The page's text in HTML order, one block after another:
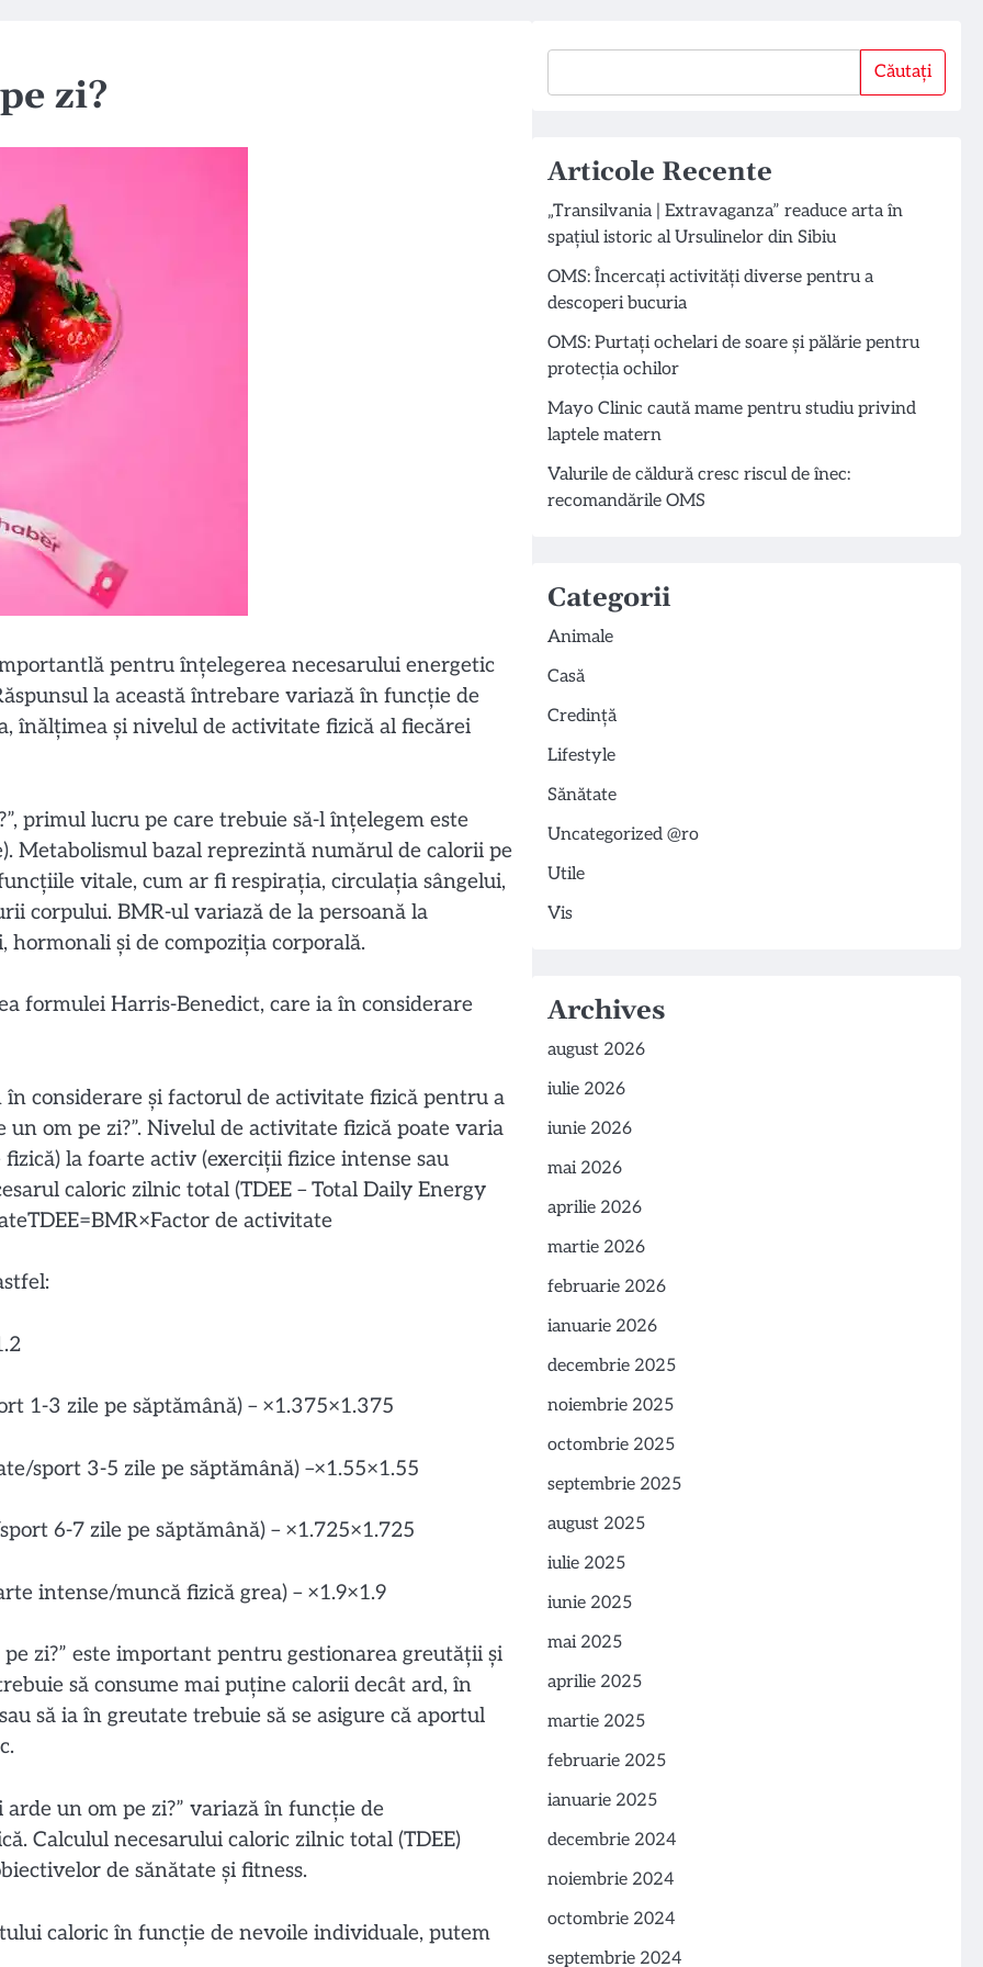
zi?
lă pentru înțelegerea necesarului energetic
la această întrebare variază în funcție de
înălțimea și nivelul de activitate fizică al fiecărei
primul lucru pe care trebuie să-l înțelegem este
Metabolismul bazal reprezintă numărul de calorii pe
vitale, cum ar fi respirația, circulația sângelui,
corpului. BMR-ul variază de la persoană la
și de compoziția corporală.
formulei Harris-Benedict, care ia în considerare
considerare și factorul de activitate fizică pentru a
om pe zi?”. Nivelul de activitate fizică poate varia
la foarte activ (exerciții fizice intense sau
caloric zilnic total (TDEE – Total Daily Energy
de activitate
1-3 zile pe săptămână) –×1.375×1.375
sport 3-5 zile pe săptămână) –×1.55×1.55
6-7 zile pe săptămână) –×1.725×1.725
intense/muncă fizică grea) –×1.9×1.9
zi?” este important pentru gestionarea greutății și
să consume mai puține calorii decât ard, în
să ia în greutate trebuie să se asigure că aportul
un om pe zi?” variază în funcție de
Calculul necesarului caloric zilnic total (TDEE)
de sănătate și fitness.
caloric în funcție de nevoile individuale, putem
Căutați
Articole Recente
„Transilvania | Extravaganza” readuce arta în
spațiul istoric al Ursulinelor din Sibiu
OMS: Încercați activități diverse pentru a
descoperi bucuria
OMS: Purtați ochelari de soare și pălărie pentru
protecția ochilor
Mayo Clinic caută mame pentru studiu privind
laptele matern
Valurile de căldură cresc riscul de înec:
recomandările OMS
Categorii
Animale
Casă
Credință
Lifestyle
Sănătate
Uncategorized @ro
Utile
Vis
Archives
august 2026
iulie 2026
iunie 2026
mai 2026
aprilie 2026
martie 2026
februarie 2026
ianuarie 2026
decembrie 2025
noiembrie 2025
octombrie 2025
septembrie 2025
august 2025
iulie 2025
iunie 2025
mai 2025
aprilie 2025
martie 2025
februarie 2025
ianuarie 2025
decembrie 2024
noiembrie 2024
octombrie 2024
septembrie 2024